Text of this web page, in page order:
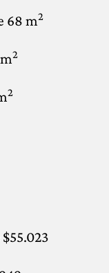
68 m2
2
2